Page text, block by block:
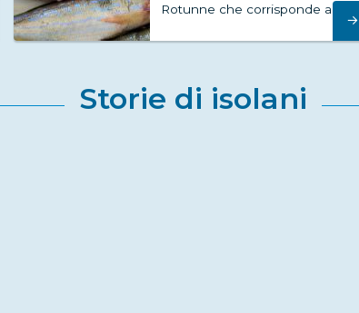
Rotunne che corrisponde al...
→
Storie di isolani